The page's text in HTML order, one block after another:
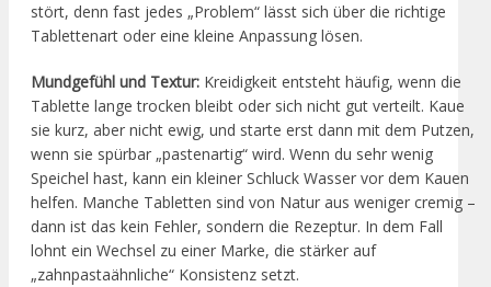
stört, denn fast jedes „Problem“ lässt sich über die richtige
Tablettenart oder eine kleine Anpassung lösen.
Mundgefühl und Textur: Kreidigkeit entsteht häufig, wenn die
Tablette lange trocken bleibt oder sich nicht gut verteilt. Kaue
sie kurz, aber nicht ewig, und starte erst dann mit dem Putzen,
wenn sie spürbar „pastenartig“ wird. Wenn du sehr wenig
Speichel hast, kann ein kleiner Schluck Wasser vor dem Kauen
helfen. Manche Tabletten sind von Natur aus weniger cremig –
dann ist das kein Fehler, sondern die Rezeptur. In dem Fall
lohnt ein Wechsel zu einer Marke, die stärker auf
„zahnpastaähnliche“ Konsistenz setzt.